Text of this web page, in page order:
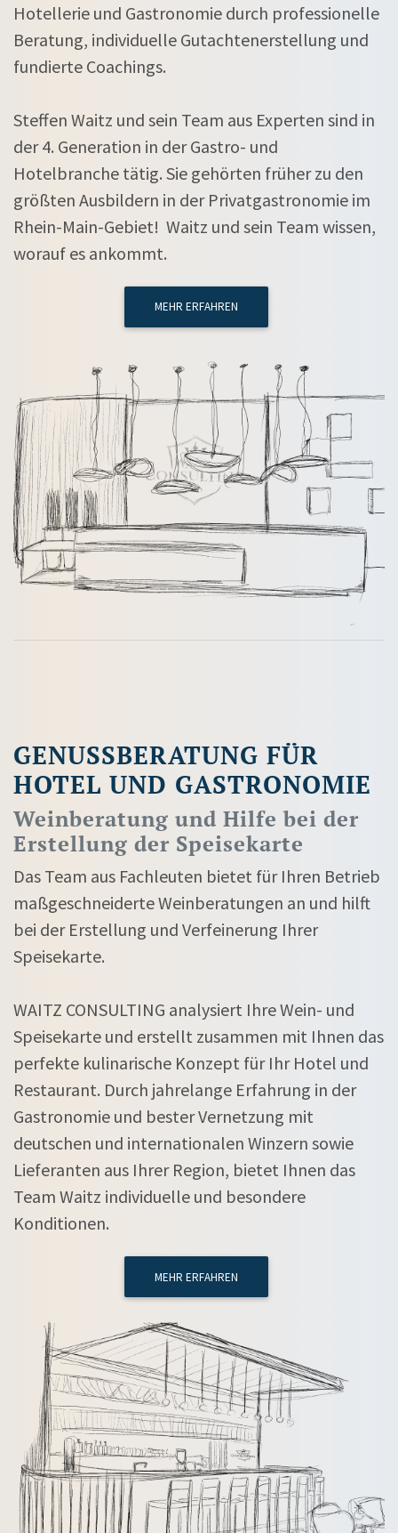
Hotellerie und Gastronomie durch professionelle
Beratung, individuelle Gutachtenerstellung und
fundierte Coachings.
Steffen Waitz und sein Team aus Experten sind in
der 4. Generation in der Gastro- und
Hotelbranche tätig. Sie gehörten früher zu den
größten Ausbildern in der Privatgastronomie im
Rhein-Main-Gebiet! Waitz und sein Team wissen,
worauf es ankommt.
MEHR ERFAHREN
GENUSSBERATUNG FÜR
HOTEL UND GASTRONOMIE
Weinberatung und Hilfe bei der
Erstellung der Speisekarte
Das Team aus Fachleuten bietet für Ihren Betrieb
maßgeschneiderte Weinberatungen an und hilft
bei der Erstellung und Verfeinerung Ihrer
Speisekarte.
WAITZ CONSULTING analysiert Ihre Wein- und
Speisekarte und erstellt zusammen mit Ihnen das
perfekte kulinarische Konzept für Ihr Hotel und
Restaurant. Durch jahrelange Erfahrung in der
Gastronomie und bester Vernetzung mit
deutschen und internationalen Winzern sowie
Lieferanten aus Ihrer Region, bietet Ihnen das
Team Waitz individuelle und besondere
Konditionen.
MEHR ERFAHREN